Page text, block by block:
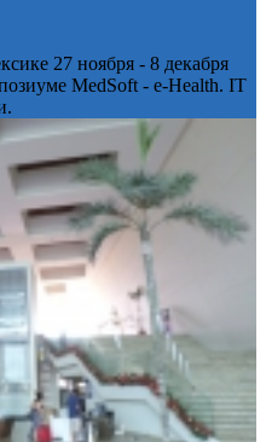
27 ноября - 8 декабря
MedSoft - e-Health. IT